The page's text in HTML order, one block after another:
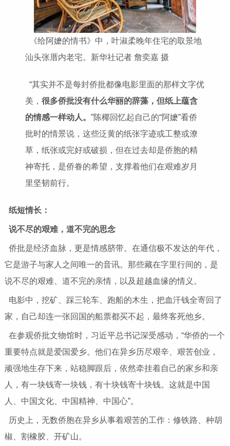
《给阿嬷的情书》中，叶淑柔晚年住宅的取景地
汕头张厝内老宅。新华社记者 詹奕嘉 摄
“其实并不是每封侨批都像电影里面的那样文字优
美， 很多侨批没有什么华丽的辞藻，但纸上蕴含
的情感一样动人。 ”陈椰回忆起自己的“阿嬷”看侨
批时的情景说，这些泛黄的纸张字迹或工整或潦
草，纸张或完好或破损，但在过去却是侨胞的精
神寄托，是侨眷的希望，支撑着他们在艰难岁月
里坚韧前行。
纸短情长：
说不尽的艰难，道不完的思念
侨批是经济血脉，更是情感脐带。在通信极不发达的年代，
它是游子与家人之间唯一的音讯。那些藏在字里行间的，是
说不尽的艰难、道不完的亲情，以及超越血缘的情义。
电影中，挖矿、踩三轮车、跑船的木生，把血汗钱全寄回了
家，自己却连一张回国的船票都买不起，最终客死他乡。
在参观侨批文物馆时，习近平总书记深受感动，“华侨的一个
重要特点就是爱国爱乡。他们在异乡历尽艰辛、艰苦创业，
顽强地生存下来，站稳脚跟后，依然牵挂着自己的家乡和亲
人，有一块钱寄一块钱，有十块钱寄十块钱。这就是中国
人、中国文化、中国精神、中国心”。
历史上，无数侨胞在异乡从事着艰苦的工作：修铁路、种胡
椒、割橡胶、开矿山。